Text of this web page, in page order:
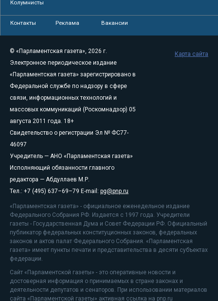
Колумнисты
Контакты Реклама Вакансии
© «Парламентская газета», 2026 г.
Электронное периодическое издание
«Парламентская газета» зарегистрировано в
Федеральной службе по надзору в сфере
связи, информационных технологий и
массовых коммуникаций (Роскомнадзор) 05
августа 2011 года. 18+
Свидетельство о регистрации Эл № ФС77-
46097
Учредитель — АНО «Парламентская газета»
Исполняющий обязанности главного
редактора — Абдуллаев М.Р.
Тел.: +7 (495) 637–69–79 E-mail: pg@pnp.ru
«Парламентская газета» - официальное еженедельное издание
Федерального Собрания РФ. Издается с 1997 года. Учредители
газеты - Государственная Дума и Совет Федерации РФ. Официальный
публикатор федеральных конституционных законов, федеральных
законов и актов палат Федерального Собрания. «Парламентская
газета» имеет пункты печати и представительства в десяти субъектах
федерации.
Сайт «Парламентской газеты» - это оперативные новости и
достоверная информация о принимаемых в стране законах и
деятельности депутатов и сенаторов. При использовании материалов
сайта «Парламентской газеты» активная ссылка на pnp.ru
Карта сайта